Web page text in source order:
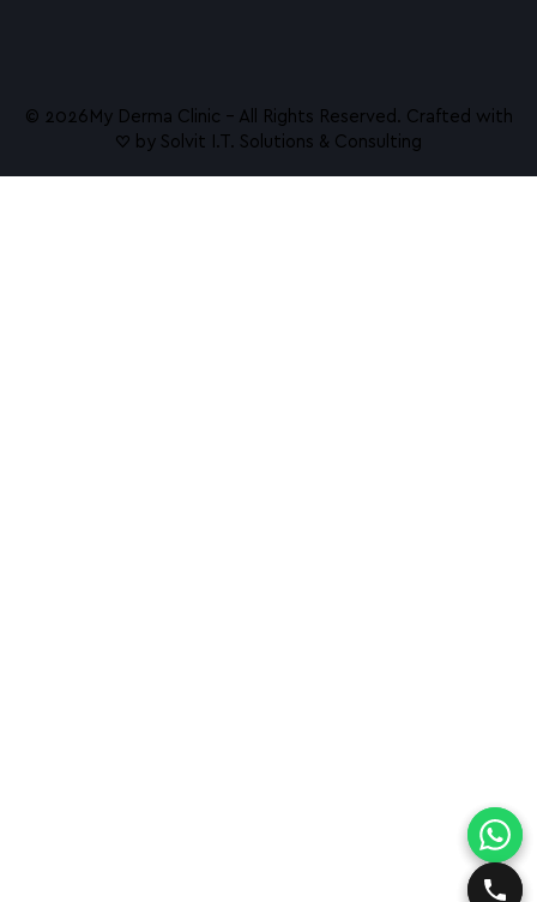
© 2026ㅤMy Derma Clinic – All Rights Reserved. Crafted with
♡ by Solvit I.T. Solutions & Consulting